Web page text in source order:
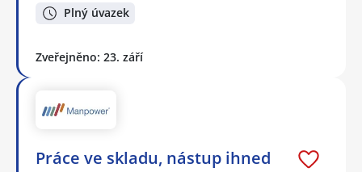
Plný úvazek
Zveřejněno: 23. září
Práce ve skladu, nástup ihned